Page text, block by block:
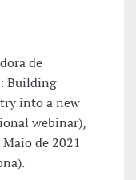
de
Building
into a new
webinar),
de 2021